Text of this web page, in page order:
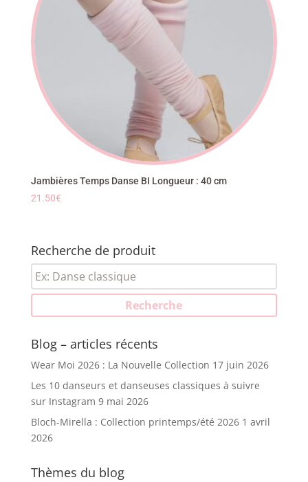
Jambières Temps Danse BI Longueur : 40 cm
21.50€
Recherche de produit
Recherche
pour :
Recherche
Blog – articles récents
Wear Moi 2026 : La Nouvelle Collection 17 juin 2026
Les 10 danseurs et danseuses classiques à suivre
sur Instagram 9 mai 2026
Bloch-Mirella : Collection printemps/été 2026 1 avril
2026
Thèmes du blog